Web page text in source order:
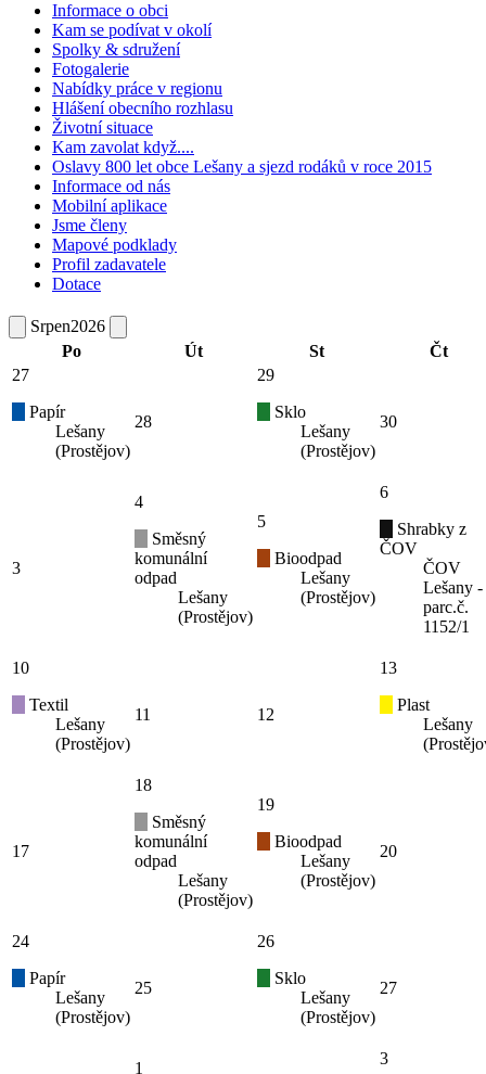
Informace o obci
Kam se podívat v okolí
Spolky & sdružení
Fotogalerie
Nabídky práce v regionu
Hlášení obecního rozhlasu
Životní situace
Kam zavolat když....
Oslavy 800 let obce Lešany a sjezd rodáků v roce 2015
Informace od nás
Mobilní aplikace
Jsme členy
Mapové podklady
Profil zadavatele
Dotace
Srpen2026
Po
Út St
Čt
27
Papír
Lešany
(Prostějov)
28
29
Sklo
Lešany
(Prostějov)
30
3
4
Směsný
komunální
odpad
Lešany
(Prostějov)
5
Bioodpad
Lešany
(Prostějov)
6
Shrabky z
ČOV
ČOV
Lešany -
parc.č.
1152/1
10
Textil
Lešany
(Prostějov)
11 12
13
Plast
Lešany
17
18
Směsný
komunální
odpad
Lešany
(Prostějov)
19
Bioodpad
Lešany
(Prostějov)
20
24
Papír
Lešany
(Prostějov)
25
26
Sklo
Lešany
(Prostějov)
27
1
3